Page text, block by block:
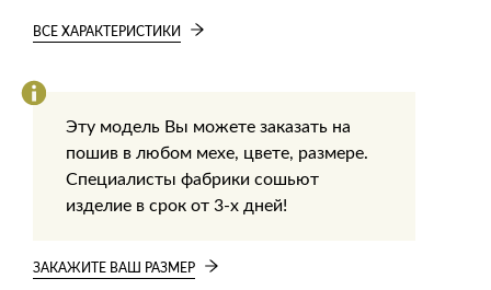
ВСЕ ХАРАКТЕРИСТИКИ
Эту модель Вы можете заказать на
пошив в любом мехе, цвете, размере.
Специалисты фабрики сошьют
изделие в срок от 3-х дней!
ЗАКАЖИТЕ ВАШ РАЗМЕР